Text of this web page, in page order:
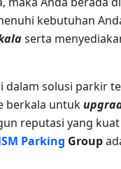
kebutuhan
serta
dalam solusi parkir
berkala untuk
reputasi yang
Parking Group